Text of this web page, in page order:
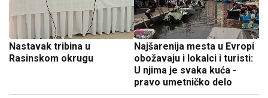
Nastavak tribina u
Rasinskom okrugu
Najšarenija mesta u Evropi
obožavaju i lokalci i turisti:
U njima je svaka kuća -
pravo umetničko delo